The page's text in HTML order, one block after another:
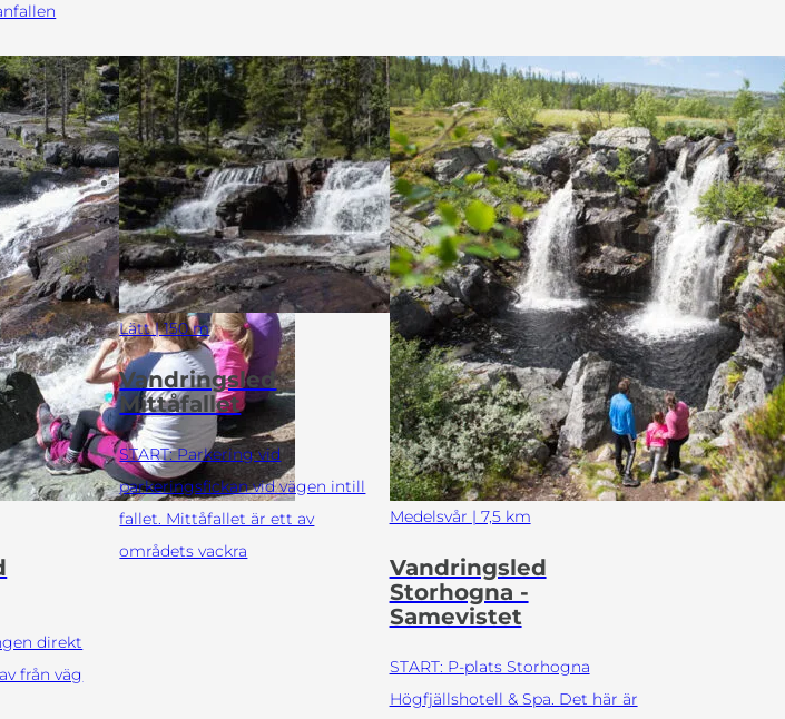
direkt
från väg
Lätt | 150 m
Vandringsled
Mittåfallet
START: Parkering vid
parkeringsfickan vid vägen intill
fallet. Mittåfallet är ett av
områdets vackra
Medelsvår | 7,5 km
Vandringsled
Storhogna -
Samevistet
START: P-plats Storhogna
Högfjällshotell & Spa. Det här är